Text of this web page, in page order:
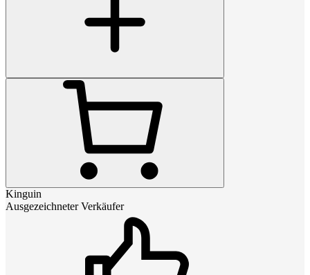
Kinguin
Ausgezeichneter Verkäufer